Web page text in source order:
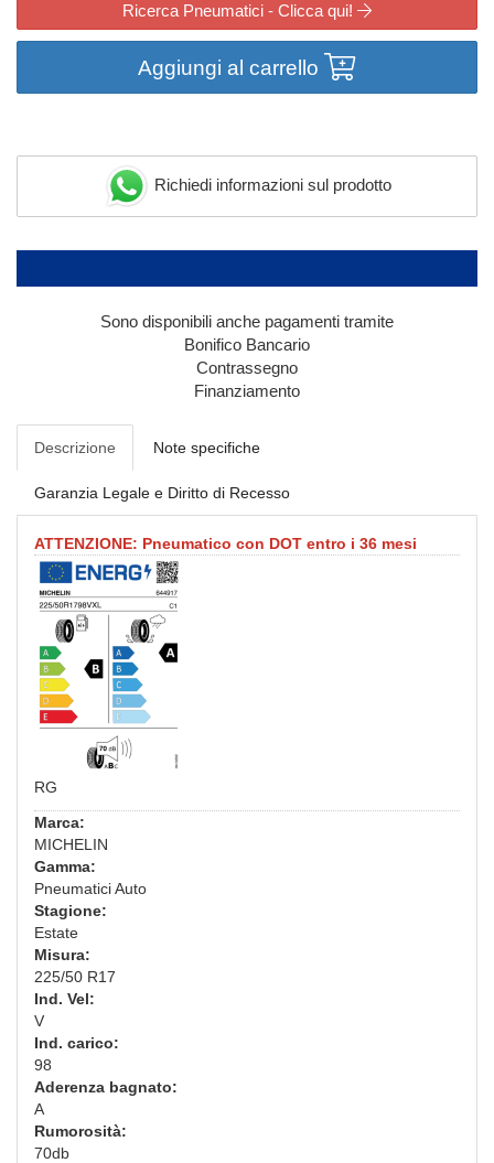
Ricerca Pneumatici - Clicca qui!
Aggiungi al carrello
Richiedi informazioni sul prodotto
Sono disponibili anche pagamenti tramite
Bonifico Bancario
Contrassegno
Finanziamento
Descrizione Note specifiche
Garanzia Legale e Diritto di Recesso
ATTENZIONE: Pneumatico con DOT entro i 36 mesi
RG
Marca:
MICHELIN
Gamma:
Pneumatici Auto
Stagione:
Estate
Misura:
225/50 R17
Ind. Vel:
V
Ind. carico:
98
Aderenza bagnato:
A
Rumorosità:
70db